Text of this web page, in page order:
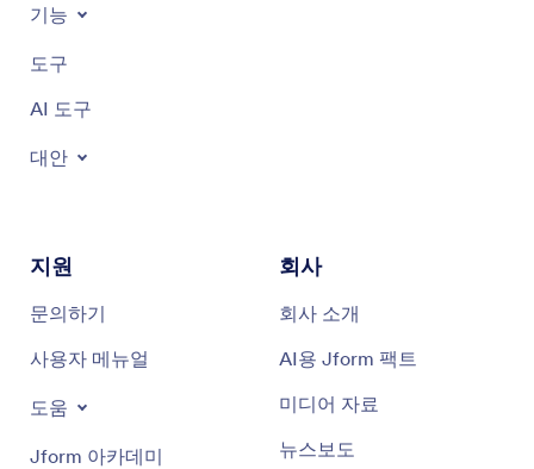
기능
도구
AI 도구
대안
지원
문의하기
사용자 메뉴얼
도움
Jform 아카데미
회사
회사 소개
AI용 Jform 팩트
미디어 자료
뉴스보도